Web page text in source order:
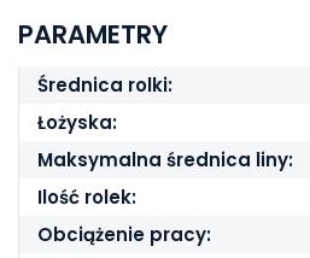
PARAMETRY
Średnica rolki:
Łożyska:
Maksymalna średnica liny:
Ilość rolek:
Obciążenie pracy: